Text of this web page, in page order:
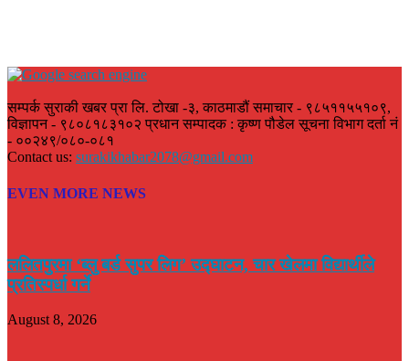
सम्पर्क सुराकी खबर प्रा लि. टोखा -३, काठमाडौं समाचार - ९८५११५५१०९,
विज्ञापन - ९८०८१८३१०२ प्रधान सम्पादक : कृष्ण पौडेल सूचना विभाग दर्ता नं
- ००२४९/०८०-०८१
Contact us: surakikhabar2078@gmail.com
EVEN MORE NEWS
ललितपुरमा ‘ब्लु बर्ड सुपर लिग’ उद्घाटन, चार खेलमा विद्यार्थीले
प्रतिस्पर्धा गर्ने
August 8, 2026